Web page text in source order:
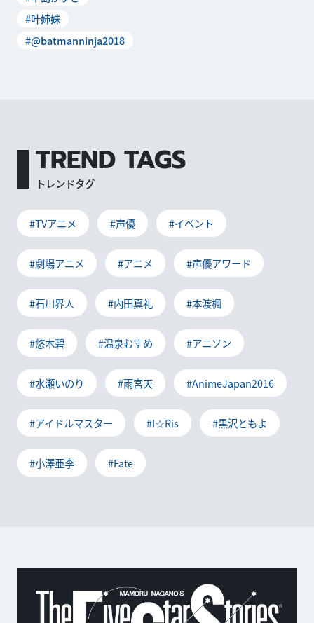
#叶姉妹
#@batmanninja2018
TREND TAGS
トレンドタグ
#TVアニメ #声優 #イベント
#劇場アニメ #アニメ #声優アワード
#石川界人 #内田真礼 #本渡楓
#悠木碧 #温泉むすめ #アニソン
#水瀬いのり #雨宮天 #AnimeJapan2016
#アイドルマスター #I☆Ris #黒沢ともよ
#小澤亜李 #Fate